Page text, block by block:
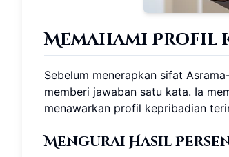
Memahami Profil
Sebelum menerapkan sifat
memberi jawaban satu kata. Ia
menawarkan profil kepribadian
Mengurai Hasil